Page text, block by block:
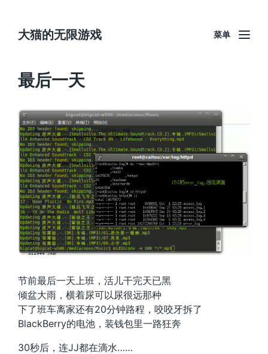
大猫的无限游戏 菜单
最后一天
节前最后一天上班，活儿干完天已黑
倾盆大雨，横着尿可以尿很远那种
下了班车离家还有20分钟路程，咬咬牙拆了
BlackBerry的电池，装钱包里一路狂奔
30秒后，连JJ都在滴水……